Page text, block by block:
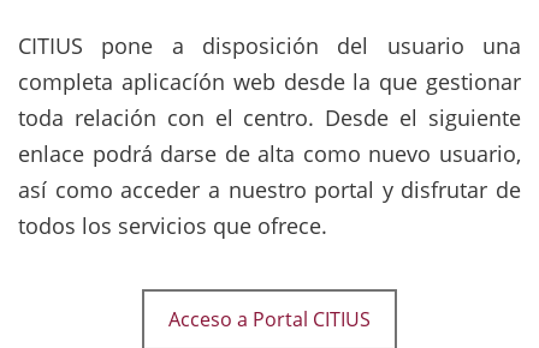
CITIUS pone a disposición del usuario una
completa aplicacíón web desde la que gestionar
toda relación con el centro. Desde el siguiente
enlace podrá darse de alta como nuevo usuario,
así como acceder a nuestro portal y disfrutar de
todos los servicios que ofrece.
Acceso a Portal CITIUS